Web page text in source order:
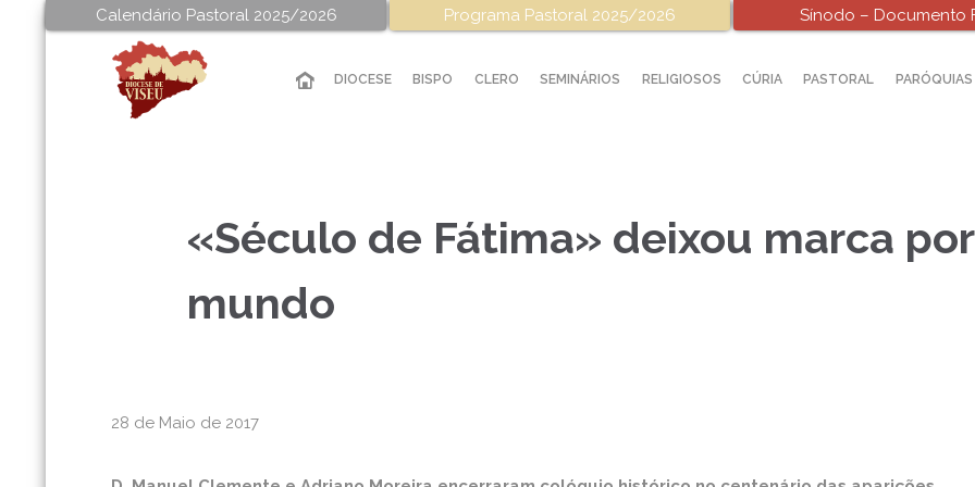
Calendário Pastoral 2025/2026 Programa Pastoral 2025/2026 Sínodo – Documento
DIOCESE BISPO CLERO SEMINÁRIOS RELIGIOSOS CÚRIA PASTORAL PARÓQUIAS
«Século de Fátima» deixou marca
mundo
28 de Maio de 2017